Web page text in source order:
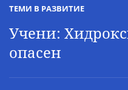
ТЕМИ В РАЗВИТИЕ
Учени:
опасен